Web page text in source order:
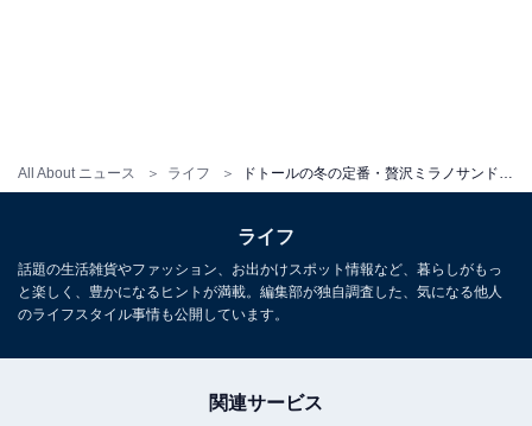
All About ニュース ライフ
ライフ
話題の生活雑貨やファッション、お出かけスポット情報など、暮らしがもっ
と楽しく、豊かになるヒントが満載。編集部が独自調査した、気になる他人
のライフスタイル事情も公開しています。
関連サービス